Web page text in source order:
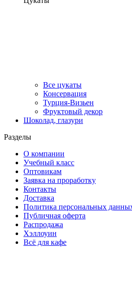
Все цукаты
Консервация
Турция-Визьен
Фруктовый декор
Шоколад, глазури
Разделы
О компании
Учебный класс
Оптовикам
Заявка на проработку
Контакты
Доставка
Политика персональных
Публичная оферта
Распродажа
Хэллоуин
Всё для кафе